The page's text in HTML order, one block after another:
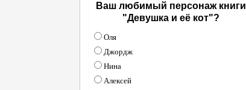
Ваш любимый персонаж книги
"Девушка и её кот"?
Оля
Джордж
Нина
Алексей